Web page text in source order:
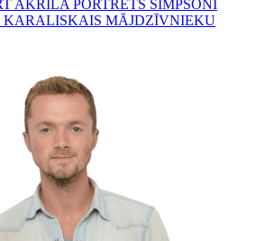
AKRILA PORTRETS SIMPSONI
KARALISKAIS MĀJDZĪVNIEKU